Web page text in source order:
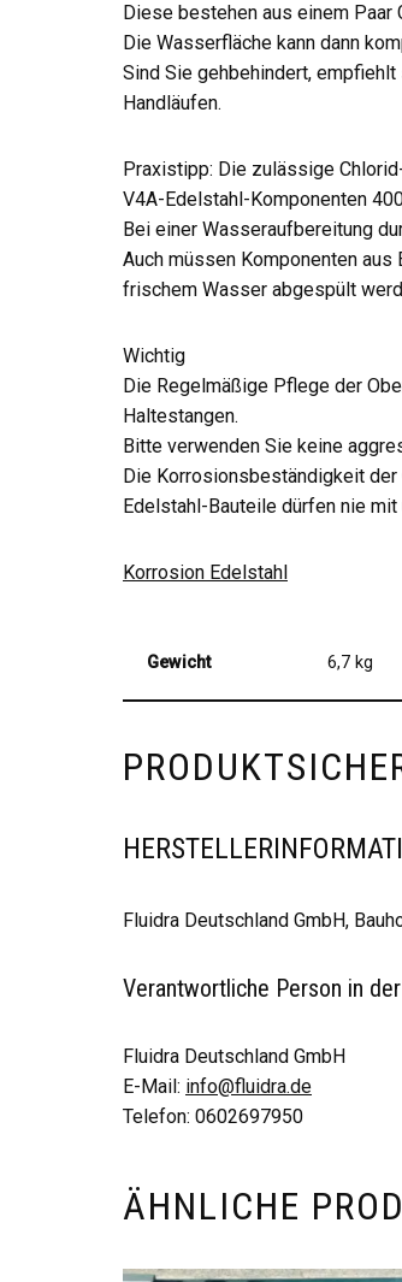
Diese bestehen aus einem Paar
Die Wasserfläche kann dann
Sind Sie gehbehindert,
Handläufen.
Praxistipp: Die zulässige
V4A-Edelstahl-Komponenten
Bei einer Wasseraufbereitung
Auch müssen Komponenten
frischem Wasser abgespült
Wichtig
Die Regelmäßige Pflege der
Haltestangen.
Bitte verwenden Sie keine
Die Korrosionsbeständigkeit der
Edelstahl-Bauteile dürfen nie
Korrosion Edelstahl
Gewicht 6,7 kg
Fluidra Deutschland GmbH,
Verantwortliche Person in der
Fluidra Deutschland GmbH
E-Mail: info@fluidra.de
Telefon: 0602697950
ÄHNLICHE